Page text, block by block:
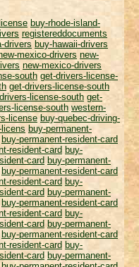
buy-rhode-island-
registereddocuments
drivers buy-hawaii-drivers
mexico-drivers new-
new-mexico-drivers
south get-drivers-license-
get-drivers-license-south
license-south get-
license-south western-
license buy-quebec-driving-
buy-permanent-
buy-permanent-resident-card
resident-card buy-
card buy-permanent-
buy-permanent-resident-card
resident-card buy-
card buy-permanent-
buy-permanent-resident-card
resident-card buy-
card buy-permanent-
buy-permanent-resident-card
resident-card buy-
card buy-permanent-